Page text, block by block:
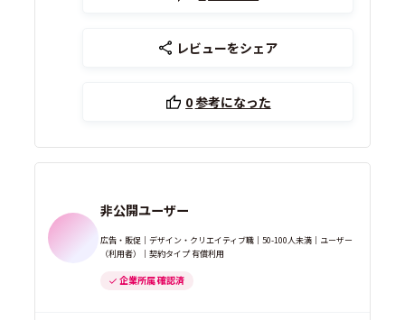
レビューをシェア
0参考になった
非公開ユーザー
広告・販促｜デザイン・クリエイティブ職｜50-100人未満｜ユーザー
（利用者）｜契約タイプ 有償利用
企業所属 確認済